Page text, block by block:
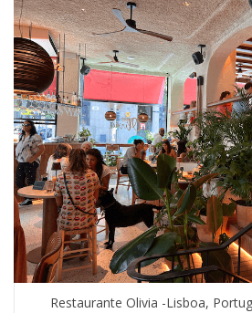
Restaurante Olivia -Lisboa,